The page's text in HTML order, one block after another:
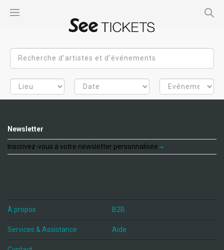
Newsletter
Inscrivez-vous à votre newsletter personnalisée
À propos B2B
Services & Assistance Aide